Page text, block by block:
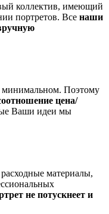
коллектив, имеющий
портретов. Все наши
Поэтому
цена/
Ваши идеи мы
материалы,
не потускнеет и